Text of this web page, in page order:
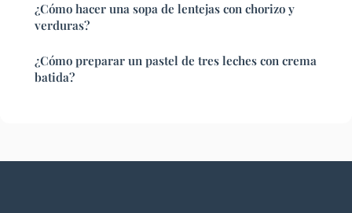
¿Cómo hacer una sopa de lentejas con chorizo y
verduras?
¿Cómo preparar un pastel de tres leches con crema
batida?